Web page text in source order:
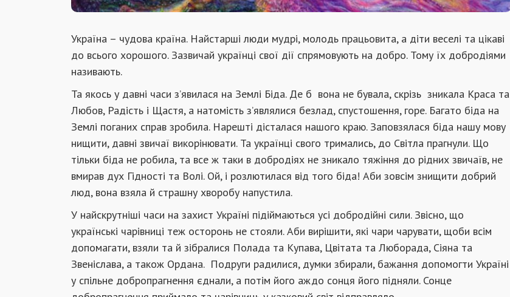
Україна – чудова країна. Найстарші люди мудрі, молодь працьовита, а діти веселі та цікаві
до всього хорошого. Зазвичай українці свої дії спрямовують на добро. Тому їх добродіями
називають.
Та якось у давні часи з’явилася на Землі Біда. Де б вона не бувала, скрізь зникала Краса та
Любов, Радість і Щастя, а натомість з’являлися безлад, спустошення, горе. Багато біда на
Землі поганих справ зробила. Нарешті дісталася нашого краю. Заповзялася біда нашу мову
нищити, давні звичаї викорінювати. Та українці свого тримались, до Світла прагнули. Що
тільки біда не робила, та все ж таки в добродіях не зникало тяжіння до рідних звичаїв, не
вмирав дух Гідності та Волі. Ой, і розлютилася від того біда! Аби зовсім знищити добрий
люд, вона взяла й страшну хворобу напустила.
У найскрутніші часи на захист Україні підіймаються усі добродійні сили. Звісно, що
українські чарівниці теж осторонь не стояли. Аби вирішити, які чари чарувати, щоби всім
допомагати, взяли та й зібралися Полада та Купава, Цвітата та Люборада, Сіяна та
Звеніслава, а також Ордана. Подруги радилися, думки збирали, бажання допомогти Україні
у спільне добропрагнення єднали, а потім його аждо сонця його підняли. Сонце